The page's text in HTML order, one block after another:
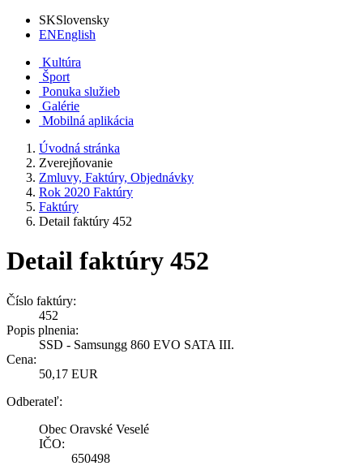
SKSlovensky
ENEnglish
Kultúra
Šport
Ponuka služieb
Galérie
Mobilná aplikácia
Úvodná stránka
Zverejňovanie
Zmluvy, Faktúry, Objednávky
Rok 2020 Faktúry
Faktúry
Detail faktúry 452
Detail faktúry 452
Číslo faktúry:
452
Popis plnenia:
SSD - Samsungg 860 EVO SATA III.
Cena:
50,17 EUR
Odberateľ:
Obec Oravské Veselé
IČO:
650498